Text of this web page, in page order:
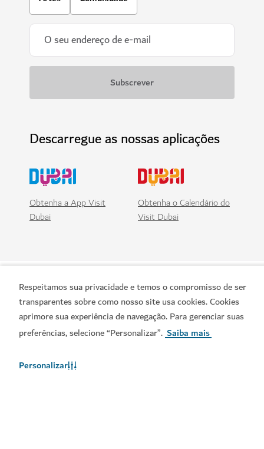
Respeitamos sua privacidade e temos o compromisso de ser
transparentes sobre como nosso site usa cookies. Cookies
aprimore sua experiência de navegação. Para gerenciar suas
preferências, selecione “Personalizar”. Saiba mais
Personalizar
Balloon Adventures
Plane acima do deserto com uma aventura em balão
de ar quente